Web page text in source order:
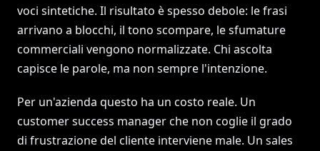
voci sintetiche. Il risultato è spesso debole: le frasi
arrivano a blocchi, il tono scompare, le sfumature
commerciali vengono normalizzate. Chi ascolta
capisce le parole, ma non sempre l'intenzione.
Per un'azienda questo ha un costo reale. Un
customer success manager che non coglie il grado
di frustrazione del cliente interviene male. Un sales